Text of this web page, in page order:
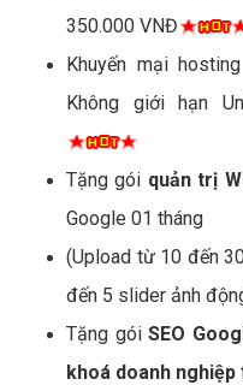
350.000 VNĐ
Khuyến mại hosting
Không giới hạn
Tặng gói quản trị
Google 01 tháng
(Upload từ 10 đến
đến 5 slider ảnh
Tặng góiSEO
khoá doanh nghiệp